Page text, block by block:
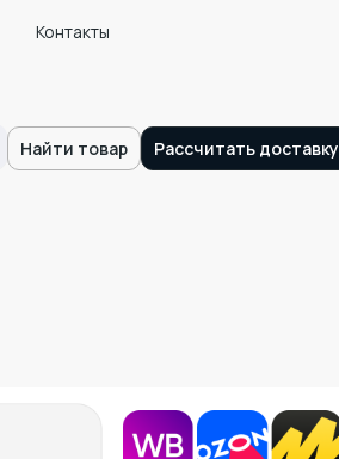
Контакты
Найти товар Рассчитать доставку